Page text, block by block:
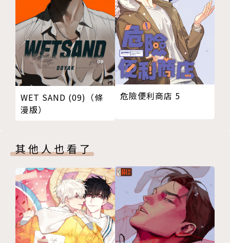
WET SAND (09)（條
漫版）
危險便利商店 5
其他人也看了